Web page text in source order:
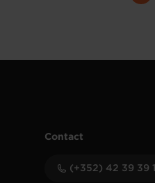
Contact
(+352) 42 39 39 1